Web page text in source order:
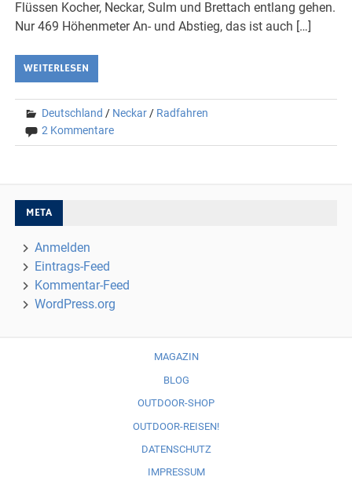
Flüssen Kocher, Neckar, Sulm und Brettach entlang gehen.
Nur 469 Höhenmeter An- und Abstieg, das ist auch […]
WEITERLESEN
Deutschland / Neckar / Radfahren
2 Kommentare
META
Anmelden
Eintrags-Feed
Kommentar-Feed
WordPress.org
MAGAZIN
BLOG
OUTDOOR-SHOP
OUTDOOR-REISEN!
DATENSCHUTZ
IMPRESSUM